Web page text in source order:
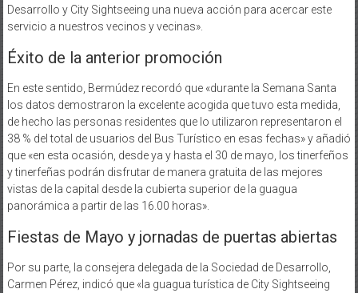
Desarrollo y City Sightseeing una nueva acción para acercar este
servicio a nuestros vecinos y vecinas».
Éxito de la anterior promoción
En este sentido, Bermúdez recordó que «durante la Semana Santa
los datos demostraron la excelente acogida que tuvo esta medida,
de hecho las personas residentes que lo utilizaron representaron el
38 % del total de usuarios del Bus Turístico en esas fechas» y añadió
que «en esta ocasión, desde ya y hasta el 30 de mayo, los tinerfeños
y tinerfeñas podrán disfrutar de manera gratuita de las mejores
vistas de la capital desde la cubierta superior de la guagua
panorámica a partir de las 16.00 horas».
Fiestas de Mayo y jornadas de puertas abiertas
Por su parte, la consejera delegada de la Sociedad de Desarrollo,
Carmen Pérez, indicó que «la guagua turística de City Sightseeing